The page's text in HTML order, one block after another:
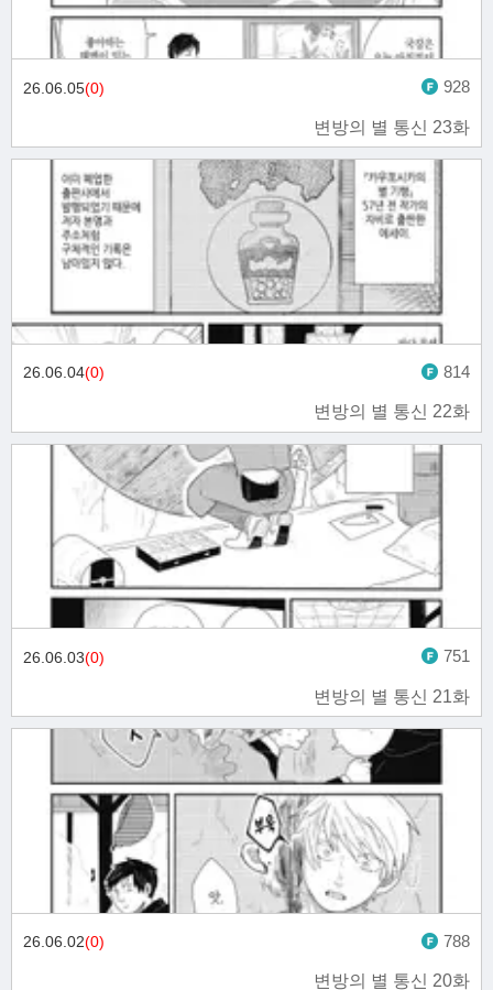
변방의 별 통신 23화
26.06.05(0) 928
변방의 별 통신 22화
26.06.04(0) 814
변방의 별 통신 21화
26.06.03(0) 751
변방의 별 통신 20화
26.06.02(0) 788